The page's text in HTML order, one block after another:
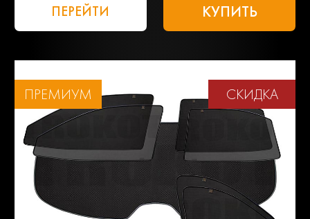
ПЕРЕЙТИ КУПИТЬ
ПРЕМИУМ СКИДКА